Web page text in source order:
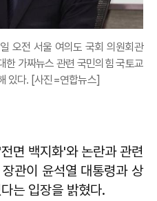
오전 서울 여의도 국회 의원회관
한 가짜뉴스 관련 국민의힘 국토교
있다. [사진=연합뉴스]
면 백지화'와 논란과 관련
관이 윤석열 대통령과 상
는 입장을 밝혔다.